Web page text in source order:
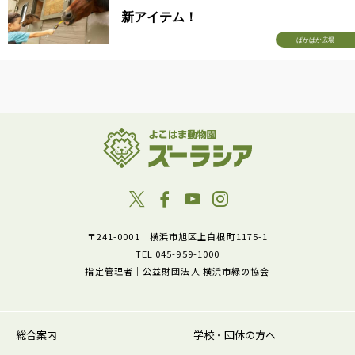
ぱかぱか広場
新アイテム！
〒241-0001 横浜市旭区上白根町1175-1
TEL 045-959-1000
指定管理者｜公益財団法人 横浜市緑の協会
総合案内
学校・団体の方へ